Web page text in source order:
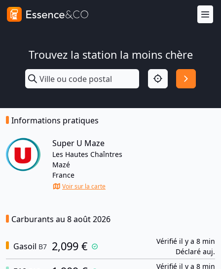
Trouvez la station la moins chère
Informations pratiques
Super U Maze
Les Hautes Chaîntres
Mazé
France
Voir sur la carte
Carburants au 8 août 2026
Gasoil B7 2,099 €
Vérifié il y a 8 min
Déclaré auj.
Vérifié il y a 8 min